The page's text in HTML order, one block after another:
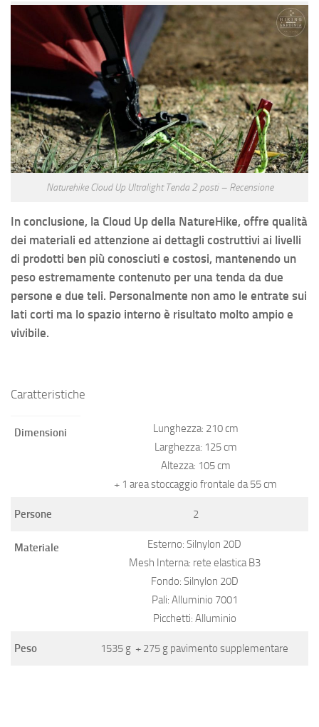
Naturehike Cloud Up Ultralight Tenda 2 posti – Recensione
In conclusione, la Cloud Up della NatureHike, offre qualità
dei materiali ed attenzione ai dettagli costruttivi ai livelli
di prodotti ben più conosciuti e costosi, mantenendo un
peso estremamente contenuto per una tenda da due
persone e due teli. Personalmente non amo le entrate sui
lati corti ma lo spazio interno è risultato molto ampio e
vivibile.
Caratteristiche
Dimensioni
Lunghezza: 210 cm
Larghezza: 125 cm
Altezza: 105 cm
+ 1 area stoccaggio frontale da 55 cm
Persone 2
Materiale
Esterno: Silnylon 20D
Mesh Interna: rete elastica B3
Fondo: Silnylon 20D
Pali: Alluminio 7001
Picchetti: Alluminio
Peso 1535 g + 275 g pavimento supplementare